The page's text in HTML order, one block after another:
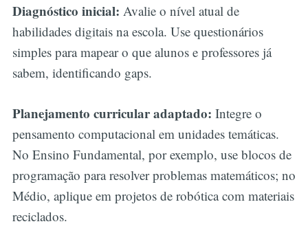
Diagnóstico inicial: Avalie o nível atual de
habilidades digitais na escola. Use questionários
simples para mapear o que alunos e professores já
sabem, identificando gaps.
Planejamento curricular adaptado: Integre o
pensamento computacional em unidades temáticas.
No Ensino Fundamental, por exemplo, use blocos de
programação para resolver problemas matemáticos; no
Médio, aplique em projetos de robótica com materiais
reciclados.